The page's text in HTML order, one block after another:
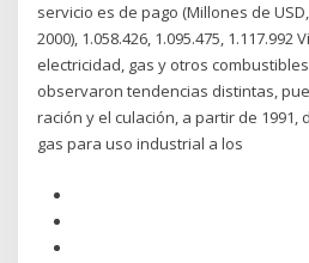
servicio es de pago (Millones de
2000), 1.058.426, 1.095.475, 1.117.992
electricidad, gas y otros
observaron tendencias distintas,
ración y el culación, a partir de
gas para uso industrial a los